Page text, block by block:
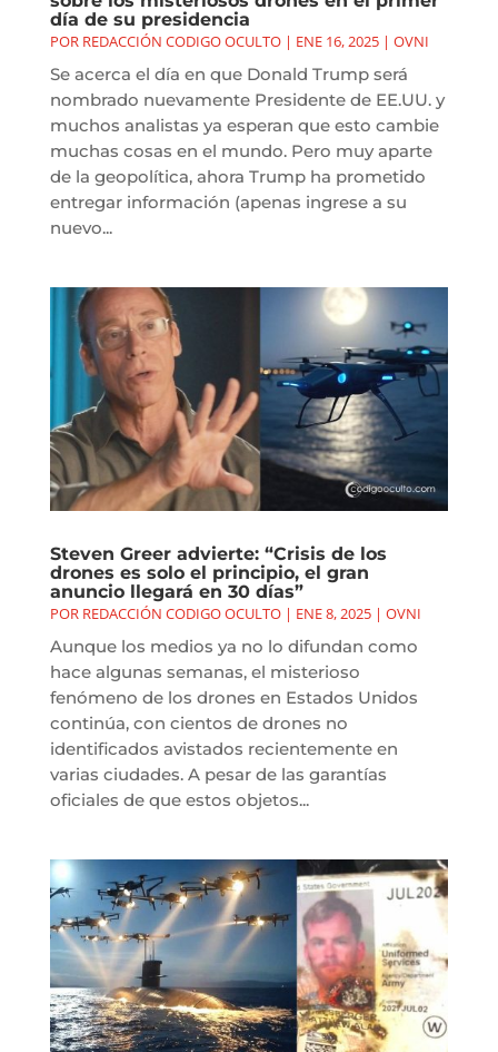
día de su presidencia
POR REDACCIÓN CODIGO OCULTO| ENE 16, 2025| OVNI
Se acerca el día en que Donald Trump será
nombrado nuevamente Presidente de EE.UU. y
muchos analistas ya esperan que esto cambie
muchas cosas en el mundo. Pero muy aparte
de la geopolítica, ahora Trump ha prometido
entregar información (apenas ingrese a su
nuevo...
Steven Greer advierte: “Crisis de los
drones es solo el principio, el gran
anuncio llegará en 30 días”
POR REDACCIÓN CODIGO OCULTO| ENE 8, 2025| OVNI
Aunque los medios ya no lo difundan como
hace algunas semanas, el misterioso
fenómeno de los drones en Estados Unidos
continúa, con cientos de drones no
identificados avistados recientemente en
varias ciudades. A pesar de las garantías
oficiales de que estos objetos...